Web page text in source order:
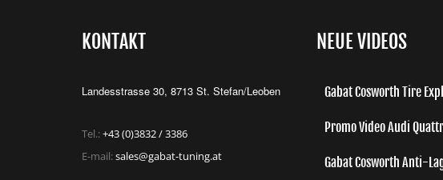
KONTAKT
Landesstrasse 30, 8713 St. Stefan/Leoben
Tel.:+43 (0)3832 / 3386
E-mail:sales@gabat-tuning.at
NEUE VIDEOS
Gabat Cosworth Tire
Promo Video Audi
Gabat Cosworth Anti-